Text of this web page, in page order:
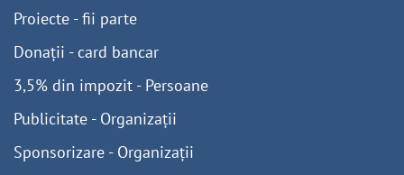
Proiecte - fii parte
Donații - card bancar
3,5% din impozit - Persoane
Publicitate - Organizații
Sponsorizare - Organizații